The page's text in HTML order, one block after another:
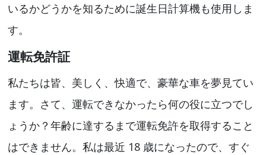
いるかどうかを知るために誕生日計算機も使用しま
す。
運転免許証
私たちは皆、美しく、快適で、豪華な車を夢見てい
ます。さて、運転できなかったら何の役に立つでし
ょうか？年齢に達するまで運転免許を取得すること
はできません。私は最近 18 歳になったので、すぐ